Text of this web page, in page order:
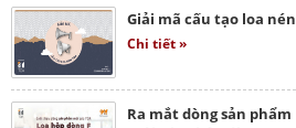
Giải mã cấu tạo loa nén
Chi tiết »
Ra mắt dòng sản phẩm